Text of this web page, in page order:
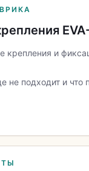
крепления и
не подходит и что